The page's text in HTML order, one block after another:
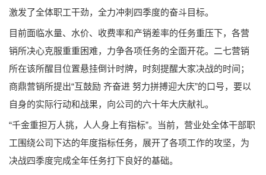
激发了全体职工干劲，全力冲刺四季度的奋斗目标。
目前面临水量、水价、收费率和产销差率的任务重压下，各营
销所决心克服重重困难，力争各项任务的全面开花。二七营销
所在该所醒目位置悬挂倒计时牌，时刻提醒大家决战的时间；
商鼎营销所提出“互鼓励 齐奋进 努力拼搏迎大庆”的口号，要以
自身的实际行动和战果，向公司的六十年大庆献礼。
“千金重担万人挑，人人身上有指标”。当前，营业处全体干部职
工围绕公司下达的年度指标任务，展开了各项工作的攻坚，为
决战四季度完成全年任务打下良好的基础。